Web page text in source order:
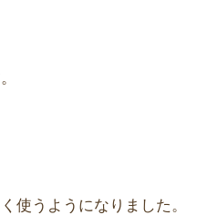
使うようになりました。